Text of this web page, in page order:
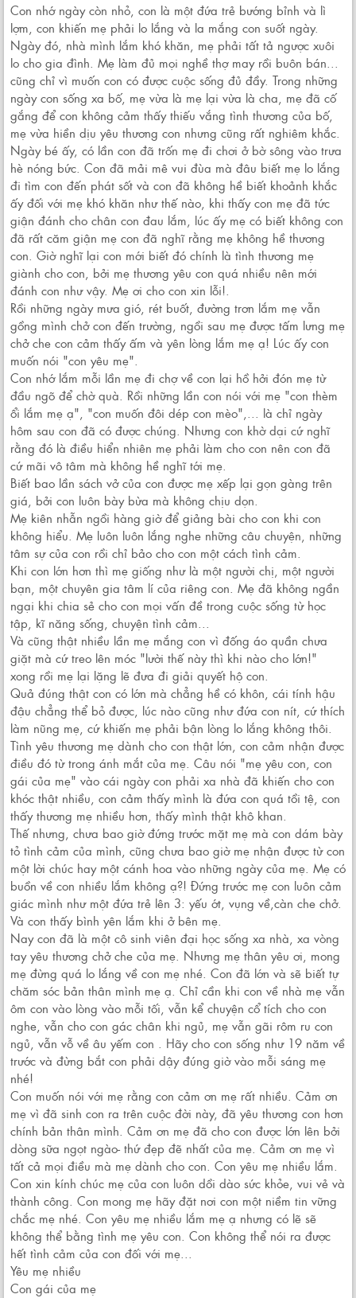
Con nhớ ngày còn nhỏ, con là một đứa trẻ bướng bỉnh và lì
lợm, con khiến mẹ phải lo lắng và la mắng con suốt ngày.
Ngày đó, nhà mình lắm khó khăn, mẹ phải tất tả ngược xuôi
lo cho gia đình. Mẹ làm đủ mọi nghề thợ may rồi buôn bán...
cũng chỉ vì muốn con có được cuộc sống đủ đầy. Trong những
ngày con sống xa bố, mẹ vừa là mẹ lại vừa là cha, mẹ đã cố
gắng để con không cảm thấy thiếu vắng tình thương của bố,
mẹ vừa hiền dịu yêu thương con nhưng cũng rất nghiêm khắc.
Ngày bé ấy, có lần con đã trốn mẹ đi chơi ở bờ sông vào trưa
hè nóng bức. Con đã mải mê vui đùa mà đâu biết mẹ lo lắng
đi tìm con đến phát sốt và con đã không hề biết khoảnh khắc
ấy đối với mẹ khó khăn như thế nào, khi thấy con mẹ đã tức
giận đánh cho chân con đau lắm, lúc ấy mẹ có biết không con
đã rất căm giận mẹ con đã nghĩ rằng mẹ không hề thương
con. Giờ nghĩ lại con mới biết đó chính là tình thương mẹ
giành cho con, bởi mẹ thương yêu con quá nhiều nên mới
đánh con như vậy. Mẹ ơi cho con xin lỗi!.
Rồi những ngày mưa gió, rét buốt, đường trơn lắm mẹ vẫn
gồng mình chở con đến trường, ngồi sau mẹ được tấm lưng mẹ
chở che con cảm thấy ấm và yên lòng lắm mẹ ạ! Lúc ấy con
muốn nói "con yêu mẹ".
Con nhớ lắm mỗi lần mẹ đi chợ về con lại hồ hởi đón mẹ từ
đầu ngõ để chờ quà. Rồi những lần con nói với mẹ "con thèm
ổi lắm mẹ ạ", "con muốn đôi dép con mèo",... là chỉ ngày
hôm sau con đã có được chúng. Nhưng con khờ dại cứ nghĩ
rằng đó là điều hiển nhiên mẹ phải làm cho con nên con đã
cứ mãi vô tâm mà không hề nghĩ tới mẹ.
Biết bao lần sách vở của con được mẹ xếp lại gọn gàng trên
giá, bởi con luôn bày bừa mà không chịu dọn.
Mẹ kiên nhẫn ngồi hàng giờ để giảng bài cho con khi con
không hiểu. Mẹ luôn luôn lắng nghe những câu chuyện, những
tâm sự của con rồi chỉ bảo cho con một cách tình cảm.
Khi con lớn hơn thì mẹ giống như là một người chị, một người
bạn, một chuyên gia tâm lí của riêng con. Mẹ đã không ngần
ngại khi chia sẻ cho con mọi vấn đề trong cuộc sống từ học
tập, kĩ năng sống, chuyện tình cảm...
Và cũng thật nhiều lần mẹ mắng con vì đống áo quần chưa
giặt mà cứ treo lên móc "lười thế này thì khi nào cho lớn!"
xong rồi mẹ lại lặng lẽ đưa đi giải quyết hộ con.
Quả đúng thật con có lớn mà chẳng hề có khôn, cái tính hậu
đậu chẳng thể bỏ được, lúc nào cũng như đứa con nít, cứ thích
làm nũng mẹ, cứ khiến mẹ phải bận lòng lo lắng không thôi.
Tình yêu thương mẹ dành cho con thật lớn, con cảm nhận được
điều đó từ trong ánh mắt của mẹ. Câu nói "mẹ yêu con, con
gái của mẹ" vào cái ngày con phải xa nhà đã khiến cho con
khóc thật nhiều, con cảm thấy mình là đứa con quá tồi tệ, con
thấy thương mẹ nhiều hơn, thấy mình thật khô khan.
Thế nhưng, chưa bao giờ đứng trước mặt mẹ mà con dám bày
tỏ tình cảm của mình, cũng chưa bao giờ mẹ nhận được từ con
một lời chúc hay một cánh hoa vào những ngày của mẹ. Mẹ có
buồn về con nhiều lắm không ạ?! Đứng trước mẹ con luôn cảm
giác mình như một đứa trẻ lên 3: yếu ớt, vụng về,càn che chở.
Và con thấy bình yên lắm khi ở bên mẹ.
Nay con đã là một cô sinh viên đại học sống xa nhà, xa vòng
tay yêu thương chở che của mẹ. Nhưng mẹ thân yêu ơi, mong
mẹ đừng quá lo lắng về con mẹ nhé. Con đã lớn và sẽ biết tự
chăm sóc bản thân mình mẹ ạ. Chỉ cần khi con về nhà mẹ vẫn
ôm con vào lòng vào mỗi tối, vẫn kể chuyện cổ tích cho con
nghe, vẫn cho con gác chân khi ngủ, mẹ vẫn gãi rôm ru con
ngủ, vẫn vỗ về âu yếm con . Hãy cho con sống như 19 năm về
trước và đừng bắt con phải dậy đúng giờ vào mỗi sáng mẹ
nhé!
Con muốn nói với mẹ rằng con cảm ơn mẹ rất nhiều. Cảm ơn
mẹ vì đã sinh con ra trên cuộc đời này, đã yêu thương con hơn
chính bản thân mình. Cảm ơn mẹ đã cho con được lớn lên bởi
dòng sữa ngọt ngào- thứ đẹp đẽ nhất của mẹ. Cảm ơn mẹ vì
tất cả mọi điều mà mẹ dành cho con. Con yêu mẹ nhiều lắm.
Con xin kính chúc mẹ của con luôn dồi dào sức khỏe, vui vẻ và
thành công. Con mong mẹ hãy đặt nơi con một niềm tin vững
chắc mẹ nhé. Con yêu mẹ nhiều lắm mẹ ạ nhưng có lẽ sẽ
không thể bằng tình mẹ yêu con. Con không thể nói ra được
hết tình cảm của con đối với mẹ...
Yêu mẹ nhiều
Con gái của mẹ